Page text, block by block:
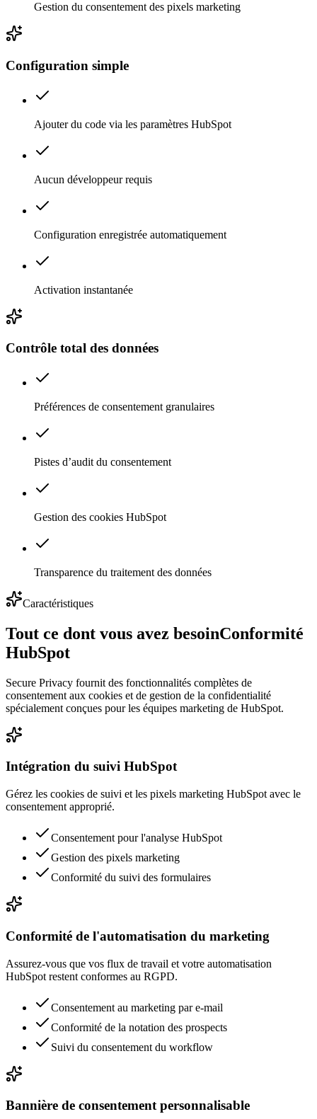
Gestion du consentement des pixels marketing
Configuration simple
Ajouter du code via les paramètres HubSpot
Aucun développeur requis
Configuration enregistrée automatiquement
Activation instantanée
Contrôle total des données
Préférences de consentement granulaires
Pistes d’audit du consentement
Gestion des cookies HubSpot
Transparence du traitement des données
Caractéristiques
Tout ce dont vous avez besoinConformité
HubSpot
Secure Privacy fournit des fonctionnalités complètes de
consentement aux cookies et de gestion de la confidentialité
spécialement conçues pour les équipes marketing de HubSpot.
Intégration du suivi HubSpot
Gérez les cookies de suivi et les pixels marketing HubSpot avec le
consentement approprié.
Consentement pour l'analyse HubSpot
Gestion des pixels marketing
Conformité du suivi des formulaires
Conformité de l'automatisation du marketing
Assurez-vous que vos flux de travail et votre automatisation
HubSpot restent conformes au RGPD.
Consentement au marketing par e-mail
Conformité de la notation des prospects
Suivi du consentement du workflow
Bannière de consentement personnalisable